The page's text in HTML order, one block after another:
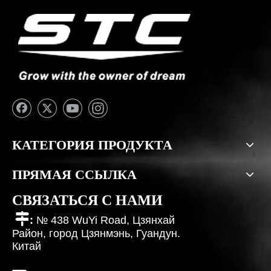
КАТЕГОРИЯ ПРОДУКТА
ПРЯМАЯ ССЫЛКА
СВЯЗАТЬСЯ С НАМИ
: № 438 WuYi Road, Цзянхай
Район, город Цзянмэнь, Гуандун.
Китай